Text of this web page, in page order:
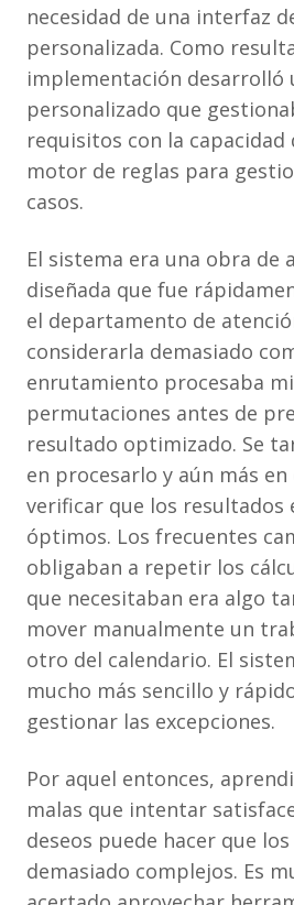
necesidad de una interfaz
personalizada. Como
implementación desarrolló
personalizado que
requisitos con la capacidad
motor de reglas para
casos.
El sistema era una obra de
diseñada que fue
el departamento de
considerarla demasiado
enrutamiento procesaba
permutaciones antes de
resultado optimizado. Se
en procesarlo y aún más
verificar que los resultados
óptimos. Los frecuentes
obligaban a repetir los
que necesitaban era algo
mover manualmente un
otro del calendario. El
mucho más sencillo y
gestionar las excepciones.
Por aquel entonces,
malas que intentar
deseos puede hacer que
demasiado complejos. Es